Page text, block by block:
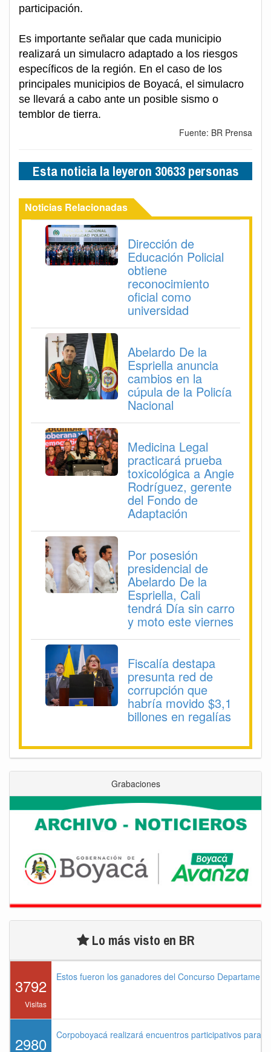
participación.
Es importante señalar que cada municipio
realizará un simulacro adaptado a los riesgos
específicos de la región. En el caso de los
principales municipios de Boyacá, el simulacro
se llevará a cabo ante un posible sismo o
temblor de tierra.
Fuente: BR Prensa
Esta noticia la leyeron 30633 personas
Noticias Relacionadas
Dirección de
Educación Policial
obtiene
reconocimiento
oficial como
universidad
Abelardo De la
Espriella anuncia
cambios en la
cúpula de la Policía
Nacional
Medicina Legal
practicará prueba
toxicológica a Angie
Rodríguez, gerente
del Fondo de
Adaptación
Por posesión
presidencial de
Abelardo De la
Espriella, Cali
tendrá Día sin carro
y moto este viernes
Fiscalía destapa
presunta red de
corrupción que
habría movido $3,1
billones en regalías
Grabaciones
Lo más visto en BR
3792
Visitas
Estos fueron los ganadores del Concurso
2980 Corpoboyacá realizará encuentros participativos para